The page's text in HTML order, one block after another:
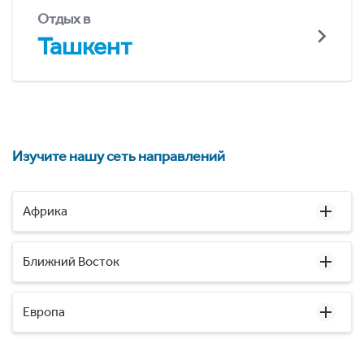
Отдых в
Ташкент
Изучите нашу сеть направлений
Африка
Ближний Восток
Европа